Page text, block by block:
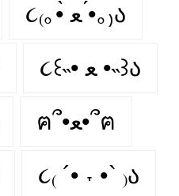
૮₍｡•̀ ﻌ •́｡₎ა
૮꒰˵• ﻌ •˵꒱ა
ฅ՞•ﻌ•՞ฅ
૮₍ ´• ˕ •` ₎ა